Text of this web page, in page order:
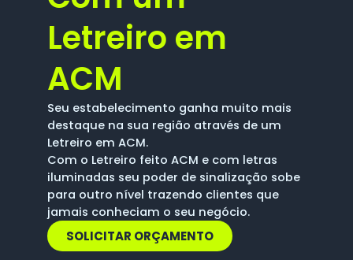
Letreiro em
ACM
Seu estabelecimento ganha muito mais
destaque na sua região através de um
Letreiro em ACM.
Com o Letreiro feito ACM e com letras
iluminadas seu poder de sinalização sobe
para outro nível trazendo clientes que
jamais conheciam o seu negócio.
SOLICITAR ORÇAMENTO